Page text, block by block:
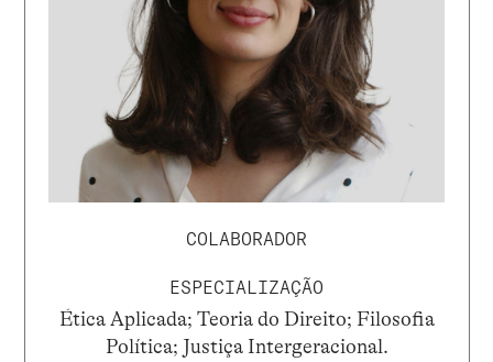
COLABORADOR
ESPECIALIZAÇÃO
Ética Aplicada; Teoria do Direito; Filosofia
Política; Justiça Intergeracional.